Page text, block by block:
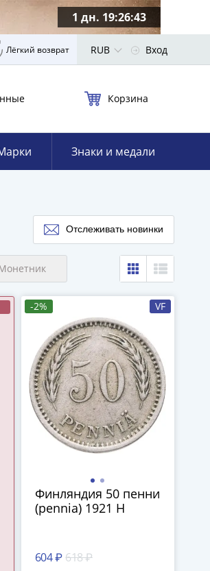
1 дн. 19:26:42
Лёгкий возврат RUB Вход
Корзина
Знаки и медали
Отслеживать новинки
-2% VF
Финляндия 50 пенни
(pennia) 1921 H
604 ₽ 618 ₽